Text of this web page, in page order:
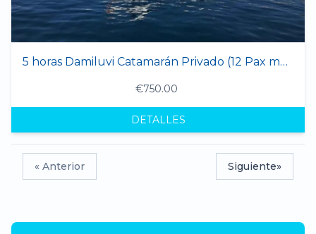
5 horas Damiluvi Catamarán Privado (12 Pax max.)
€750.00
DETALLES
« Anterior Siguiente»